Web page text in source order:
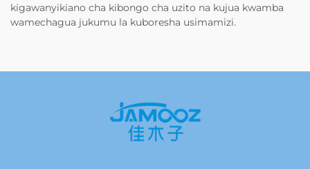
kigawanyikiano cha kibongo cha uzito na kujua kwamba
wamechagua jukumu la kuboresha usimamizi.